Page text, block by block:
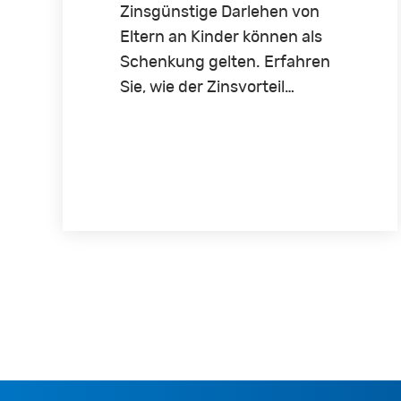
Zinsgünstige Darlehen von
Eltern an Kinder können als
Schenkung gelten. Erfahren
Sie, wie der Zinsvorteil…